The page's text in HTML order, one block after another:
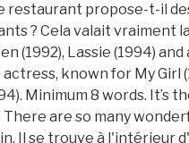
restaurant propose-t-il
? Cela valait vraiment
(1992), Lassie (1994)
actress, known for My Girl
Minimum 8 words. It’s
There are so many
Il se trouve à l'intérieur